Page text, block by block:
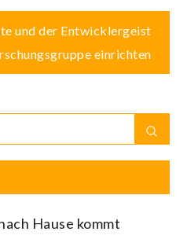
und der Entwicklergeist
einrichten
Hause kommt